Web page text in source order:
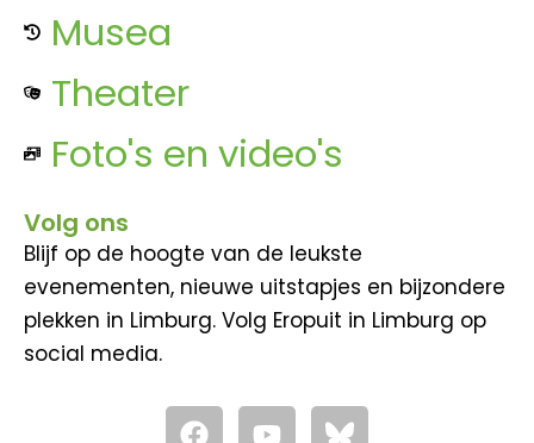
Musea
Theater
Foto's en video's
Volg ons
Blijf op de hoogte van de leukste
evenementen, nieuwe uitstapjes en bijzondere
plekken in Limburg. Volg Eropuit in Limburg op
social media.
F Y